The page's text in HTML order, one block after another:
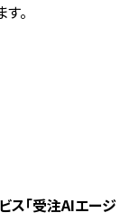
。
ス「受注AIエージ